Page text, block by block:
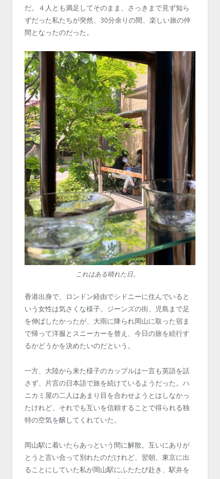
だ。４人とも満足してそのまま、さっきまで見ず知ら
ずだった私たちが突然、30分余りの間、楽しい旅の仲
間となったのだった。
これはある晴れた日。
香港出身で、ロンドン経由でシドニーに住んでいると
いう女性は気さくな様子。ジーンズの街、児島まで足
を伸ばしたかったが、大雨に降られ岡山に取った宿ま
で帰って洋服とスニーカーを替え、今日の旅を続行す
るかどうかを決めたいのだという。
一方、大陸から来た様子のカップルは一言も英語を話
さず、片言の日本語で旅を続けているようだった。ハ
ニカミ屋の二人はあまり目を合わせようとはしなかっ
たけれど、それでも互いを信頼することで得られる独
特の空気を醸してくれていた。
岡山駅に着いたらあっという間に解散。互いにありが
とうと言い合って別れたのだけれど、翌朝、東京に出
ることにしていた私が岡山駅にふたたび赴き、駅弁を